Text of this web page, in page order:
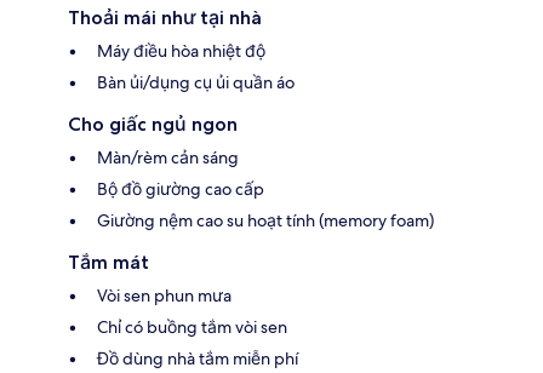
Thoải mái như tại nhà
Máy điều hòa nhiệt độ
Bàn ủi/dụng cụ ủi quần áo
Cho giấc ngủ ngon
Màn/rèm cản sáng
Bộ đồ giường cao cấp
Giường nệm cao su hoạt tính (memory foam)
Tắm mát
Vòi sen phun mưa
Chỉ có buồng tắm vòi sen
Đồ dùng nhà tắm miễn phí